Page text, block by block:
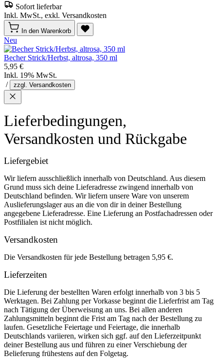
Sofort lieferbar
Inkl. MwSt., exkl. Versandkosten
In den Warenkorb
Neu
Becher Strick/Herbst, altrosa, 350 ml
5,95 €
Inkl. 19% MwSt.
/
zzgl. Versandkosten
Lieferbedingungen,
Versandkosten und Rückgabe
Liefergebiet
Wir liefern ausschließlich innerhalb von Deutschland. Aus diesem
Grund muss sich deine Lieferadresse zwingend innerhalb von
Deutschland befinden. Wir liefern unsere Ware von unserem
Auslieferungslager aus an die von dir in deiner Bestellung
angegebene Lieferadresse. Eine Lieferung an Postfachadressen oder
Postfilialen ist nicht möglich.
Versandkosten
Die Versandkosten für jede Bestellung betragen 5,95 €.
Lieferzeiten
Die Lieferung der bestellten Waren erfolgt innerhalb von 3 bis 5
Werktagen. Bei Zahlung per Vorkasse beginnt die Lieferfrist am Tag
nach Tätigung der Überweisung an uns. Bei allen anderen
Zahlungsmitteln beginnt die Frist am Tag nach der Bestellung zu
laufen. Gesetzliche Feiertage und Feiertage, die innerhalb
Deutschlands variieren, wirken sich ggf. auf den Lieferzeitpunkt
deiner Bestellung aus und führen zu einer Verschiebung der
Belieferung frühestens auf den Folgetag.